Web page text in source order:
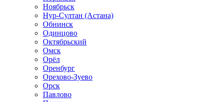
Ноябрьск
Нур-Султан (Астана)
Обнинск
Одинцово
Октябрьский
Омск
Орёл
Оренбург
Орехово-Зуево
Орск
Павлово